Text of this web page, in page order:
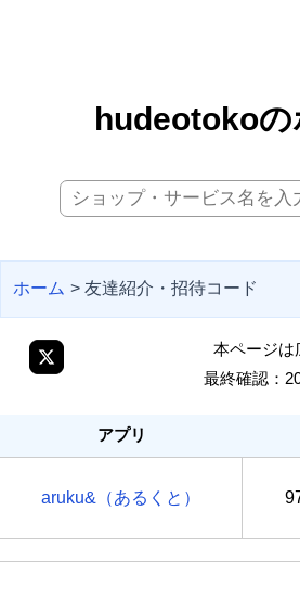
hudeotokoの
ホーム > 友達紹介・招待コード
本ページは
最終確認：
アプリ
aruku&（あるくと）